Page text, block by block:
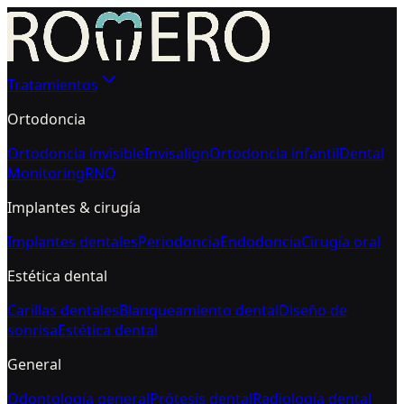
Tratamientos
Ortodoncia
Ortodoncia invisibleInvisalignOrtodoncia infantilDental
MonitoringRNO
Implantes & cirugía
Implantes dentalesPeriodonciaEndodonciaCirugía oral
Estética dental
Carillas dentalesBlanqueamiento dentalDiseño de
sonrisaEstética dental
General
Odontología generalPrótesis dentalRadiología dental